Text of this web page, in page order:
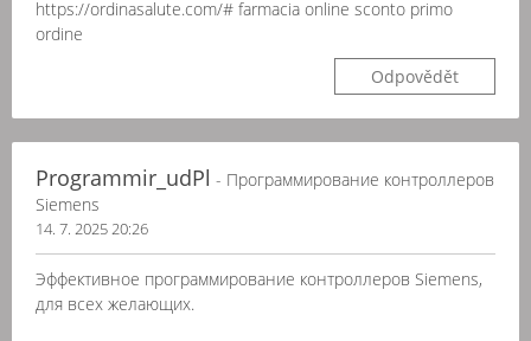
https://ordinasalute.com/# farmacia online sconto primo
ordine
Odpovědět
Programmir_udPl - Программирование контроллеров
Siemens
14. 7. 2025 20:26
Эффективное программирование контроллеров Siemens,
для всех желающих.